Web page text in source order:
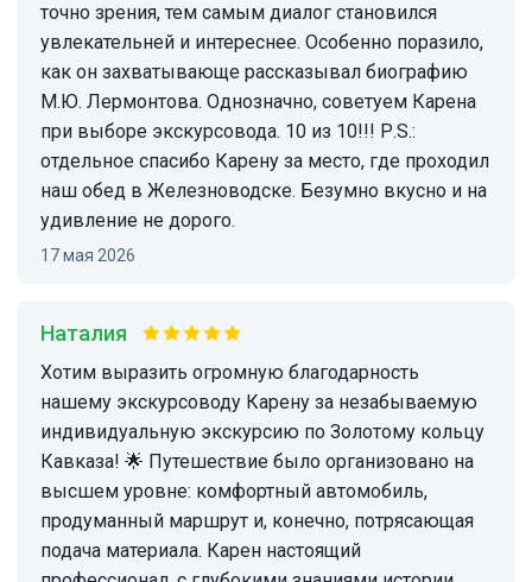
точно зрения, тем самым диалог становился
увлекательней и интереснее. Особенно поразило,
как он захватывающе рассказывал биографию
М.Ю. Лермонтова. Однозначно, советуем Карена
при выборе экскурсовода. 10 из 10!!! Р.S.:
отдельное спасибо Карену за место, где проходил
наш обед в Железноводске. Безумно вкусно и на
удивление не дорого.
17 мая 2026
Наталия
Хотим выразить огромную благодарность
нашему экскурсоводу Карену за незабываемую
индивидуальную экскурсию по Золотому кольцу
Кавказа! 🌟 Путешествие было организовано на
высшем уровне: комфортный автомобиль,
продуманный маршрут и, конечно, потрясающая
подача материала. Карен настоящий